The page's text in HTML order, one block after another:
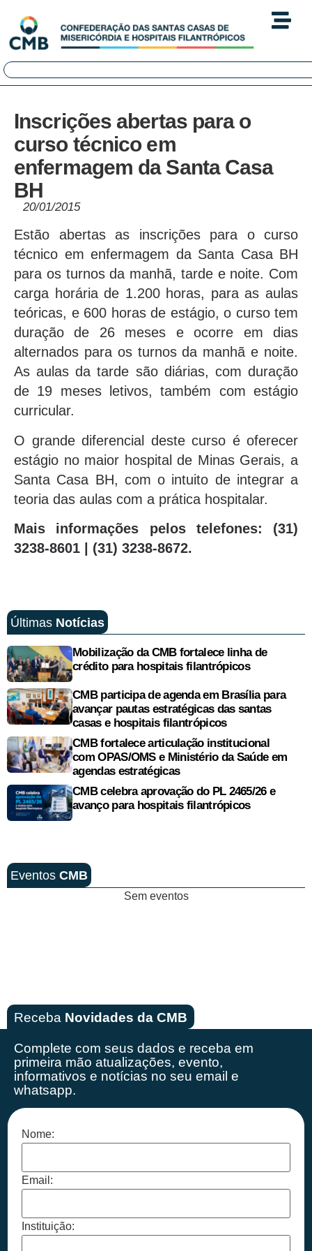
Inscrições abertas para o
curso técnico em
enfermagem da Santa Casa
BH
20/01/2015
Estão abertas as inscrições para o curso
técnico em enfermagem da Santa Casa BH
para os turnos da manhã, tarde e noite. Com
carga horária de 1.200 horas, para as aulas
teóricas, e 600 horas de estágio, o curso tem
duração de 26 meses e ocorre em dias
alternados para os turnos da manhã e noite.
As aulas da tarde são diárias, com duração
de 19 meses letivos, também com estágio
curricular.
O grande diferencial deste curso é oferecer
estágio no maior hospital de Minas Gerais, a
Santa Casa BH, com o intuito de integrar a
teoria das aulas com a prática hospitalar.
Mais informações pelos telefones: (31)
3238-8601 | (31) 3238-8672.
Últimas Notícias
Mobilização da CMB fortalece linha de
crédito para hospitais filantrópicos
CMB participa de agenda em Brasília para
avançar pautas estratégicas das santas
casas e hospitais filantrópicos
CMB fortalece articulação institucional
com OPAS/OMS e Ministério da Saúde em
agendas estratégicas
CMB celebra aprovação do PL 2465/26 e
avanço para hospitais filantrópicos
Eventos CMB
Sem eventos
Receba Novidades da CMB
Complete com seus dados e receba em
primeira mão atualizações, evento,
informativos e notícias no seu email e
whatsapp.
Nome:
Email:
Instituição: